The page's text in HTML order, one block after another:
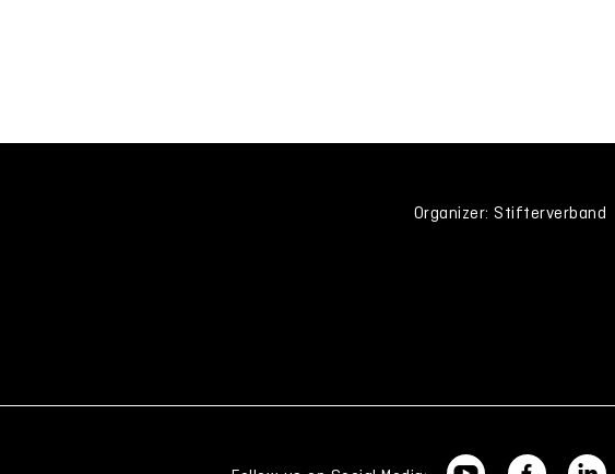
Organizer: Stifterverband